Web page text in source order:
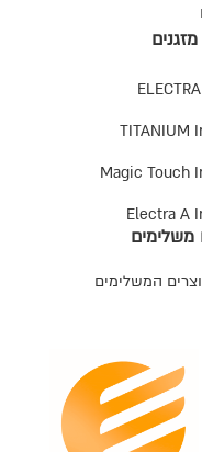
TITANIUM
Magic Touch
Electra A
משלימים
המשלימים